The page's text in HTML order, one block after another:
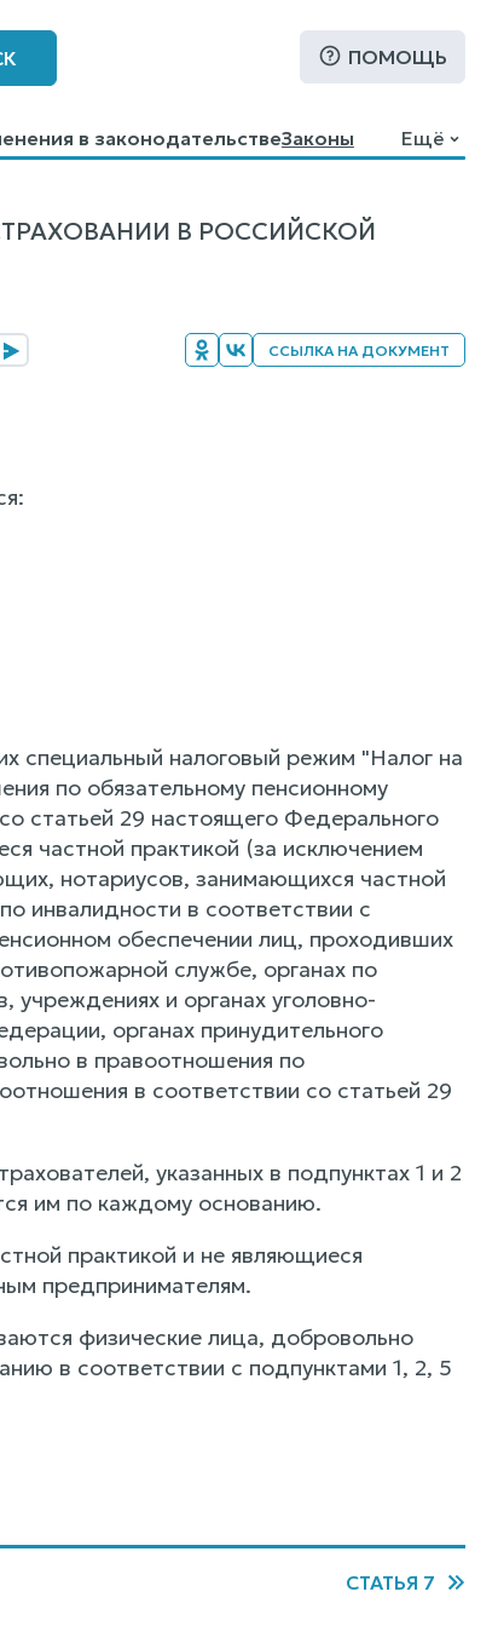
ПОМОЩЬ
в законодательствеЗаконы
Ещё
В РОССИЙСКОЙ
ССЫЛКА НА ДОКУМЕНТ
специальный налоговый режим "Налог на
по обязательному пенсионному
статьей 29 настоящего Федерального
частной практикой (за исключением
нотариусов, занимающихся частной
инвалидности в соответствии с
обеспечении лиц, проходивших
службе, органах по
и органах уголовно-
органах принудительного
в правоотношения по
в соответствии со статьей 29
указанных в подпунктах 1 и 2
им по каждому основанию.
практикой и не являющиеся
предпринимателям.
физические лица, добровольно
в соответствии с подпунктами 1, 2, 5
СТАТЬЯ 7